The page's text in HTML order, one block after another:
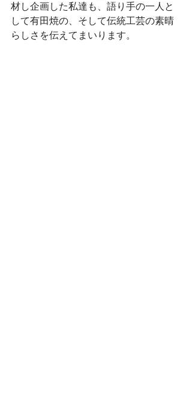
材し企画した私達も、語り手の一人と
して有田焼の、そして伝統工芸の素晴
らしさを伝えてまいります。